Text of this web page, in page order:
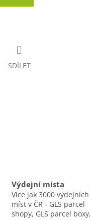
SDÍLET
Výdejní místa
Více jak 3000 výdejních
míst v ČR - GLS parcel
shopy, GLS parcel boxy,